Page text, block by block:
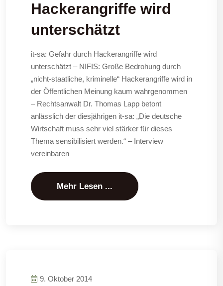
Hackerangriffe wird
unterschätzt
it-sa: Gefahr durch Hackerangriffe wird
unterschätzt – NIFIS: Große Bedrohung durch
„nicht-staatliche, kriminelle“ Hackerangriffe wird in
der Öffentlichen Meinung kaum wahrgenommen
– Rechtsanwalt Dr. Thomas Lapp betont
anlässlich der diesjährigen it-sa: „Die deutsche
Wirtschaft muss sehr viel stärker für dieses
Thema sensibilisiert werden.“ – Interview
vereinbaren
Mehr Lesen ...
9. Oktober 2014